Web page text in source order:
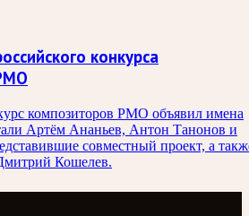
конкурса
композиторов РМО объявил имена
Артём Ананьев, Антон Танонов и
совместный проект, а
Кошелев.